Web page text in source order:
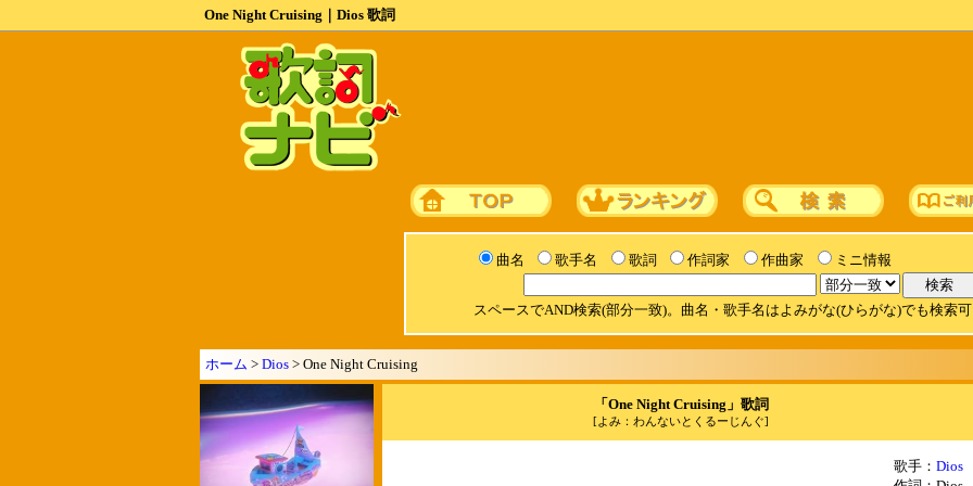
One Night Cruising｜Dios 歌詞
曲名 歌手名 歌詞 作詞家 作曲家 ミニ情報
スペースでAND検索(部分一致)。曲名・歌手名はよみがな(ひらがな)でも検索
ホーム > Dios > One Night Cruising
「One Night Cruising」歌詞
[よみ：わんないとくるーじんぐ]
歌手： Dios